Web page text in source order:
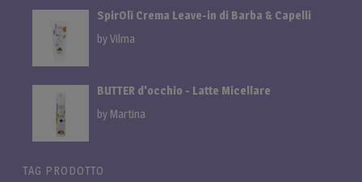
SpirOlì Crema Leave-in di Barba & Capelli
by Vilma
BUTTER d'occhio - Latte Micellare
by Martina
TAG PRODOTTO